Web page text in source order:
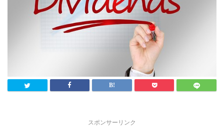
スポンサーリンク